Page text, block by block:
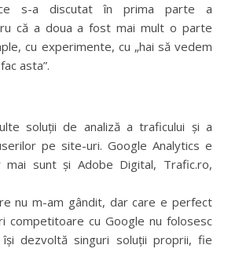
s-a discutat în prima parte a
că a doua a fost mai mult o parte
cu experimente, cu „hai să vedem
asta”.
soluții de analiză a traficului și a
pe site-uri. Google Analytics e
sunt și Adobe Digital, Trafic.ro,
nu m-am gândit, dar care e perfect
competitoare cu Google nu folosesc
își dezvoltă singuri soluții proprii, fie